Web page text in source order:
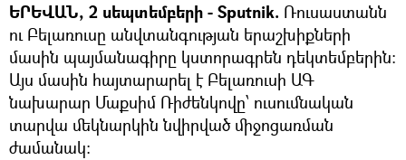
ԵՐԵՎԱՆ, 2 սեպտեմբերի - Sputnik. Ռուսաստանն
ու Բելառուսը անվտանգության երաշխիքների
մասին պայմանագիրը կստորագրեն դեկտեմբերին։
Այս մասին հայտարարել է Բելառուսի ԱԳ
նախարար Մաքսիմ Ռիժենկովը՝ ուսումնական
տարվա մեկնարկին նվիրված միջոցառման
ժամանակ։